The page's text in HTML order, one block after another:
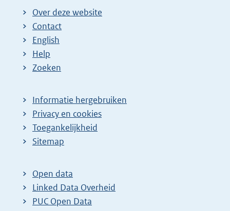
Over deze website
Contact
English
Help
Zoeken
Informatie hergebruiken
Privacy en cookies
Toegankelijkheid
Sitemap
Open data
Linked Data Overheid
PUC Open Data